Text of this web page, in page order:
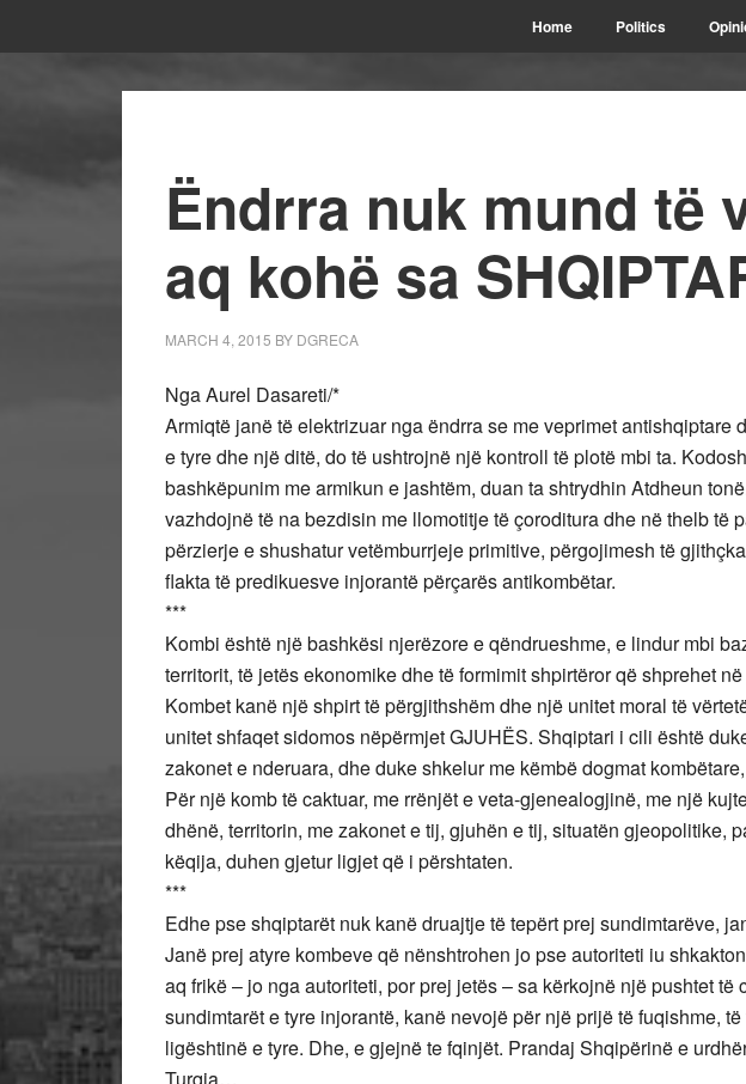
Home Politics
Ëndrra nuk mund të
aq kohë sa
MARCH 4, 2015 BY DGRECA
Nga Aurel Dasareti/*
Armiqtë janë të elektrizuar nga ëndrra se me veprimet antishqiptare
e tyre dhe një ditë, do të ushtrojnë një kontroll të plotë mbi ta.
bashkëpunim me armikun e jashtëm, duan ta shtrydhin Atdheun
vazhdojnë të na bezdisin me llomotitje të çoroditura dhe në thelb të
përzierje e shushatur vetëmburrjeje primitive, përgojimesh të
flakta të predikuesve injorantë përçarës antikombëtar.
***
Kombi është një bashkësi njerëzore e qëndrueshme, e lindur mbi
territorit, të jetës ekonomike dhe të formimit shpirtëror që shprehet
Kombet kanë një shpirt të përgjithshëm dhe një unitet moral të
unitet shfaqet sidomos nëpërmjet GJUHËS. Shqiptari i cili është
zakonet e nderuara, dhe duke shkelur me këmbë dogmat
Për një komb të caktuar, me rrënjët e veta-gjenealogjinë, me një
dhënë, territorin, me zakonet e tij, gjuhën e tij, situatën gjeopolitike,
këqija, duhen gjetur ligjet që i përshtaten.
***
Edhe pse shqiptarët nuk kanë druajtje të tepërt prej sundimtarëve,
Janë prej atyre kombeve që nënshtrohen jo pse autoriteti iu
aq frikë – jo nga autoriteti, por prej jetës – sa kërkojnë një pushtet të
sundimtarët e tyre injorantë, kanë nevojë për një prijë të fuqishme,
ligështinë e tyre. Dhe, e gjejnë te fqinjët. Prandaj Shqipërinë e